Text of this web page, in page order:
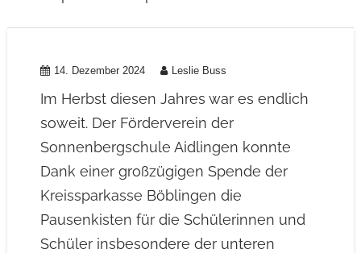
14. Dezember 2024 Leslie Buss
Im Herbst diesen Jahres war es endlich
soweit. Der Förderverein der
Sonnenbergschule Aidlingen konnte
Dank einer großzügigen Spende der
Kreissparkasse Böblingen die
Pausenkisten für die Schülerinnen und
Schüler insbesondere der unteren